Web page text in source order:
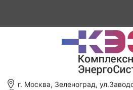
г. Москва, Зеленоград,